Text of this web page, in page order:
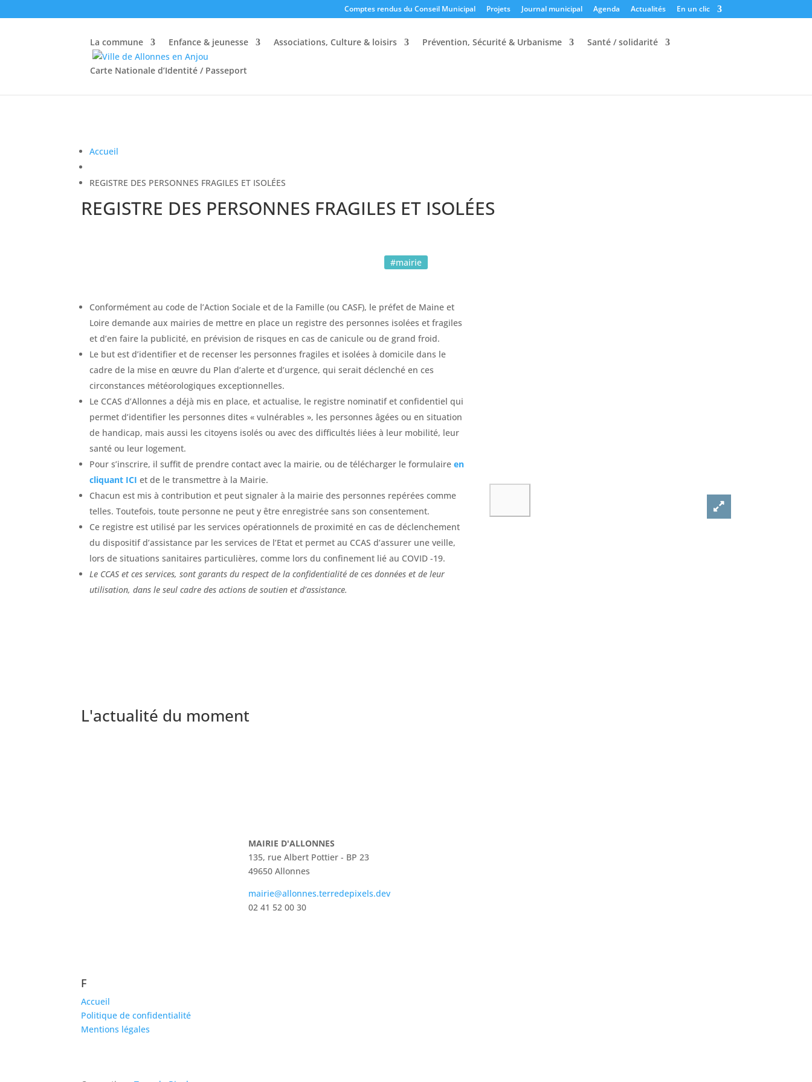
Comptes rendus du Conseil Municipal Projets Journal municipal Agenda Actualités En un clic
La commune Enfance & jeunesse Associations, Culture & loisirs Prévention, Sécurité & Urbanisme Santé / solidarité
Carte Nationale d’Identité / Passeport
Accueil
REGISTRE DES PERSONNES FRAGILES ET ISOLÉES
REGISTRE DES PERSONNES FRAGILES ET ISOLÉES
#mairie
Conformément au code de l’Action Sociale et de la Famille (ou CASF), le préfet de Maine et
Loire demande aux mairies de mettre en place un registre des personnes isolées et fragiles
et d’en faire la publicité, en prévision de risques en cas de canicule ou de grand froid.
Le but est d’identifier et de recenser les personnes fragiles et isolées à domicile dans le
cadre de la mise en œuvre du Plan d’alerte et d’urgence, qui serait déclenché en ces
circonstances météorologiques exceptionnelles.​
Le CCAS d’Allonnes a déjà mis en place, et actualise, le registre nominatif et confidentiel qui
permet d’identifier les personnes dites « vulnérables », les personnes âgées ou en situation
de handicap, mais aussi les citoyens isolés ou avec des difficultés liées à leur mobilité, leur
santé ou leur logement.
Pour s’inscrire, il suffit de prendre contact avec la mairie, ou de télécharger le formulaireen
cliquant ICI et de le transmettre à la Mairie.
Chacun est mis à contribution et peut signaler à la mairie des personnes repérées comme
telles. Toutefois, toute personne ne peut y être enregistrée sans son consentement.
Ce registre est utilisé par les services opérationnels de proximité en cas de déclenchement
du dispositif d’assistance par les services de l’Etat et permet au CCAS d’assurer une veille,
lors de situations sanitaires particulières, comme lors du confinement lié au COVID -19.
Le CCAS et ces services, sont garants du respect de la confidentialité de ces données et de leur
utilisation, dans le seul cadre des actions de soutien et d’assistance.
L'actualité du moment
MAIRIE D'ALLONNES
135, rue Albert Pottier - BP 23
49650 Allonnes
mairie@allonnes.terredepixels.dev
02 41 52 00 30
F
Accueil
Politique de confidentialité
Mentions légales